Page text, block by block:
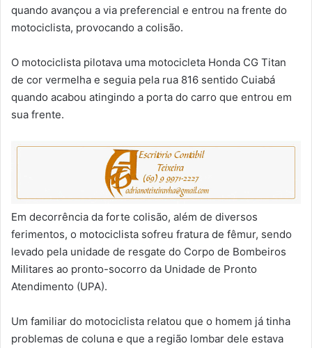
quando avançou a via preferencial e entrou na frente do
motociclista, provocando a colisão.
O motociclista pilotava uma motocicleta Honda CG Titan
de cor vermelha e seguia pela rua 816 sentido Cuiabá
quando acabou atingindo a porta do carro que entrou em
sua frente.
Em decorrência da forte colisão, além de diversos
ferimentos, o motociclista sofreu fratura de fêmur, sendo
levado pela unidade de resgate do Corpo de Bombeiros
Militares ao pronto-socorro da Unidade de Pronto
Atendimento (UPA).
Um familiar do motociclista relatou que o homem já tinha
problemas de coluna e que a região lombar dele estava